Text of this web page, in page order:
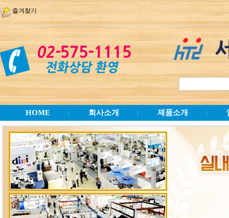
즐겨찾기
HOME 회사소개 제품소개